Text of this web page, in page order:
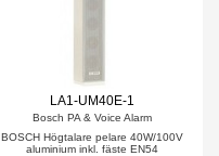
LA1-UM40E-1
Bosch PA & Voice Alarm
BOSCH Högtalare pelare 40W/100V
aluminium inkl. fäste EN54